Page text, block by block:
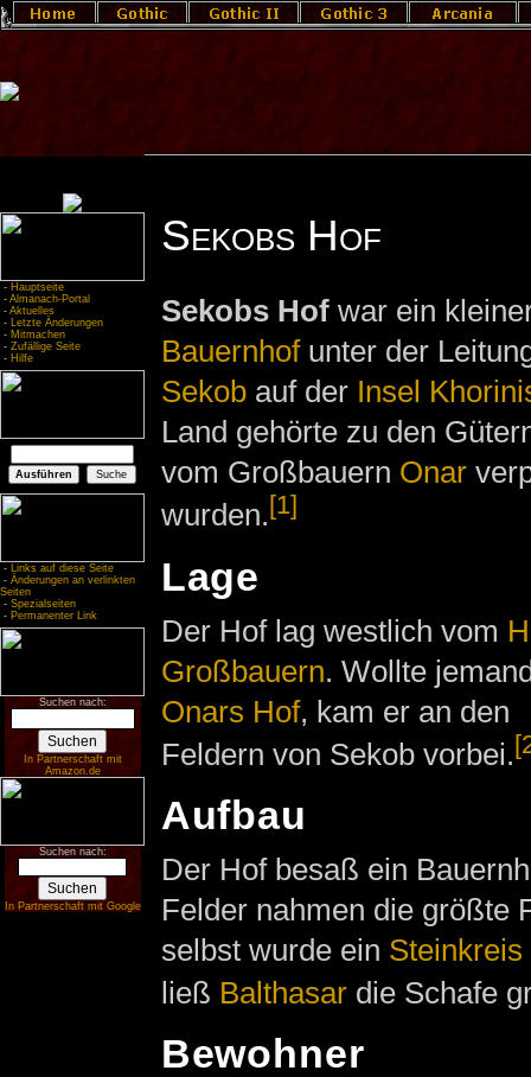
- Hauptseite
- Almanach-Portal
- Aktuelles
- Letzte Änderungen
- Mitmachen
- Zufällige Seite
- Hilfe
- Links auf diese Seite
- Änderungen an verlinkten
Seiten
- Spezialseiten
- Permanenter Link
Suchen nach:
In Partnerschaft mit
Amazon.de
Suchen nach:
In Partnerschaft mit Google
Sekobs Hof
Sekobs Hofwar ein
Bauernhofunter der
Sekobauf der Insel
Land gehörte zu den
vom Großbauern Onar
wurden. [1]
Lage
Der Hof lag westlich vom
Großbauern. Wollte
Onars Hof, kam er an den
Feldern von Sekob vorbei.
Aufbau
Der Hof besaß ein
Felder nahmen die größte
selbst wurde ein Steinkreis
ließ Balthasardie Schafe
Bewohner